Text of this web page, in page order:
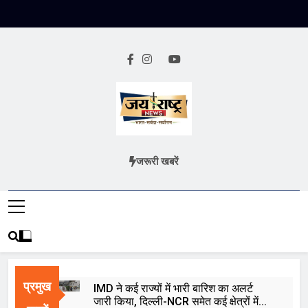
Jai Rashtra
हिंदी समाचार
जरूरी खबरें
प्रमुख
IMD ने कई राज्यों में भारी बारिश का अलर्ट
जारी किया, दिल्ली-NCR समेत कई क्षेत्रों में